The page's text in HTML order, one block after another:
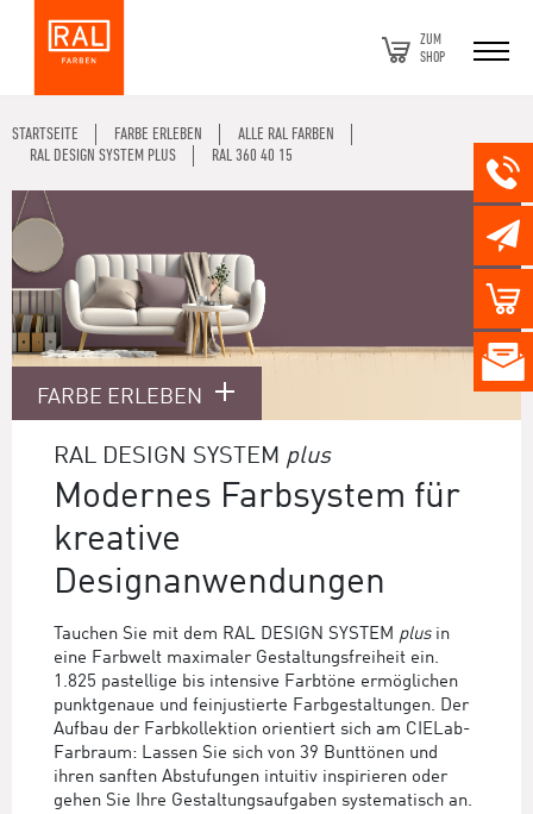
ZUM
SHOP
STARTSEITE FARBE ERLEBEN
ALLE RAL FARBEN
RAL DESIGN SYSTEM PLUS
RAL 360 40 15
FARBE ERLEBEN
RAL DESIGN SYSTEM plus
Modernes Farbsystem für
kreative
Designanwendungen
Tauchen Sie mit dem RAL DESIGN SYSTEM plusin
eine Farbwelt maximaler Gestaltungsfreiheit ein.
1.825 pastellige bis intensive Farbtöne ermöglichen
punktgenaue und feinjustierte Farbgestaltungen. Der
Aufbau der Farbkollektion orientiert sich am CIELab-
Farbraum: Lassen Sie sich von 39 Bunttönen und
ihren sanften Abstufungen intuitiv inspirieren oder
gehen Sie Ihre Gestaltungsaufgaben systematisch an.